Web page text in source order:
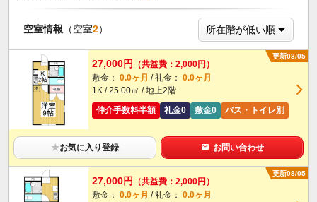
空室情報 （空室2）
更新08/05
27,000円
（共益費：2,000円）
敷金： 0.0ヶ月 / 礼金： 0.0ヶ月
1K / 25.00㎡ / 地上2階
仲介手数料半額
礼金0 敷金0 バス・トイレ別
★お気に入り登録 お問い合わせ
更新08/05
27,000円
（共益費：2,000円）
敷金： 0.0ヶ月 / 礼金： 0.0ヶ月